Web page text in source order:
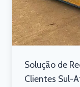
Solução de
Clientes Sul-